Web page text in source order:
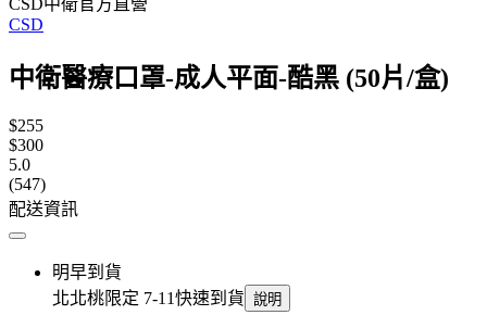
CSD中衛官方直營
CSD
中衛醫療口罩-成人平面-酷黑 (50片/盒)
$255
$300
5.0
(547)
配送資訊
明早到貨
北北桃限定 7-11快速到貨 說明